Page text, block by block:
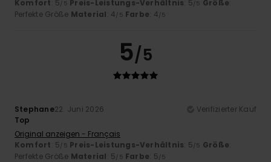
Komfort: 5/5 Preis-Leistungs-Verhältnis: 5/5 Größe:
Perfekte Größe Material: 4/5 Farbe: 4/5
5/5
Stephane22. Juni 2026
Verifizierter Kauf
Top
Original anzeigen - Français
Komfort: 5/5 Preis-Leistungs-Verhältnis: 5/5 Größe:
Perfekte Größe Material: 5/5 Farbe: 5/5